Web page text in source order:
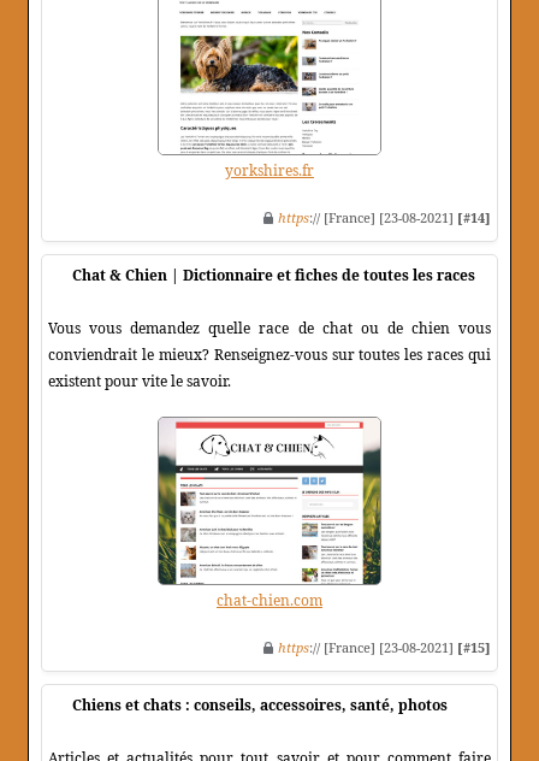
yorkshires.fr
https:// [France] [23-08-2021] [#14]
Chat & Chien | Dictionnaire et fiches de toutes les races
Vous vous demandez quelle race de chat ou de chien vous
conviendrait le mieux? Renseignez-vous sur toutes les races qui
existent pour vite le savoir.
chat-chien.com
https:// [France] [23-08-2021] [#15]
Chiens et chats : conseils, accessoires, santé, photos